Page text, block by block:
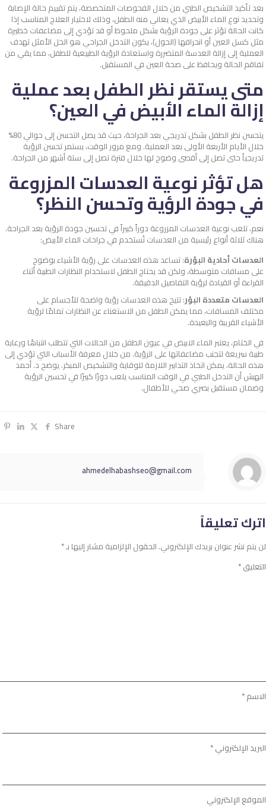
بعد تأكيد التشخيص الطبي من خلال الفحوصات المتخصصة، يتم تقييم حالة الإصابة
وتحديد نوع الماء الأبيض الذي يعاني منه الطفل، وذلك لاختيار العلاج المناسب إذا
كانت الحالة تؤثر على جودة الرؤية بشكل ملحوظ أو قد تؤدي إلى مضاعفات خطيرة
مثل كسل العين أو انحرافها (الحول)، يكون التدخل الجراحي هو الحل الأمثل تهدف
العملية إلى إزالة العدسة المتضررة واستعادة الرؤية الطبيعية للطفل، مما يقي من
تفاقم الحالة ويحافظ على صحة العين في المستقبل.
متى يستقر نظر الطفل بعد عملية
إزالة الماء الأبيض في العين؟
يتحسن نظر الطفل بشكل تدريجي بعد الجراحة، حيث قد يصل التحسن إلى حوالي 80%
خلال الأيام الأربعة الأولى بعد العملية. ومع مرور الوقت، يستمر تحسن الرؤية
تدريجياً حتى تصل إلى أقصى وضوح لها خلال فترة تصل إلى ستة أشهر من الجراحة.
هل تؤثر نوعية العدسات المزروعة
في جودة الرؤية وتحسن النظر؟
نعم، تلعب نوعية العدسات المزروعة دوراً كبيراً في تحسين جودة الرؤية بعد الجراحة.
هناك ثلاثة أنواع رئيسية من العدسات تُستخدم في جراحات الماء الأبيض:
العدسات أحادية البؤرة: تساعد هذه العدسات على رؤية الأشياء بوضوح
على مسافات متوسطة، ولكن قد يحتاج الطفل لاستخدام النظارات الطبية أثناء
القراءة أو القيادة لرؤية التفاصيل الدقيقة.
العدسات متعددة البؤر: تتيح هذه العدسات رؤية واضحة للأجسام على
مختلف المسافات، مما يمكن الطفل من الاستغناء عن النظارات تمامًا لرؤية
الأشياء القريبة والبعيدة.
في الختام، يعتبر الماء الابيض في عيون الطفل من الحالات التي تتطلب انتباهًا ورعاية
طبية سريعة لتجنب مضاعفاتها على الرؤية. من خلال معرفة الأسباب التي تؤدي إلى
هذه الحالة، يمكن اتخاذ التدابير اللازمة للوقاية والتشخيص المبكر. يوضح د. أحمد
الهبش أن التدخل الطبي في الوقت المناسب يلعب دورًا كبيرًا في تحسين الرؤية
وضمان مستقبل بصري صحي للأطفال.
Share
ahmedelhabashseo@gmail.com
اترك تعليقاً
لن يتم نشر عنوان بريدك الإلكتروني. الحقول الإلزامية مشار إليها بـ*
التعليق*
الاسم*
البريد الإلكتروني*
الموقع الإلكتروني